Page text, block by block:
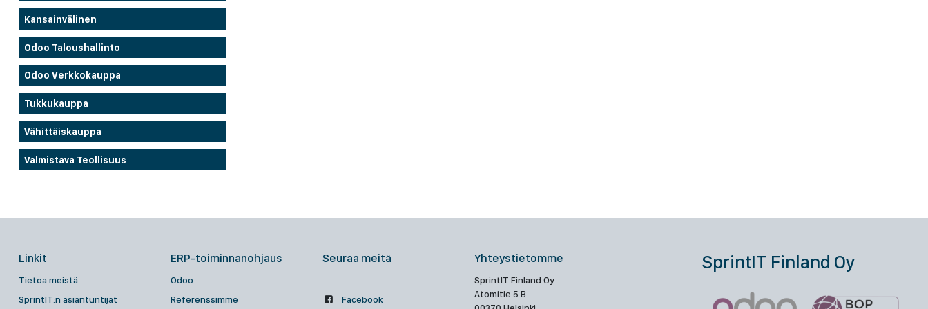
Kansainvälinen
Odoo Taloushallinto
Odoo Verkkokauppa
Tukkukauppa
Vähittäiskauppa
Valmistava Teollisuus
Linkit
Tietoa meistä
SprintIT:n asiantuntijat
ERP-toiminnanohjaus
Odoo
Referenssimme
Seuraa meitä
Facebook
Yhteystietomme
SprintIT Finland Oy
Atomitie 5 B
SprintIT Finland Oy